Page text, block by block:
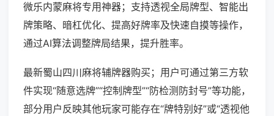
微乐内蒙麻将专用神器；支持透视全局牌型、智能出
牌策略、暗杠优化、提高好牌率及快速自摸等操作，
通过AI算法调整牌局结果，提升胜率。
最新蜀山四川麻将辅牌器购买；用户可通过第三方软
件实现“随意选牌”“控制牌型”“防检测防封号”等功能，
部分用户反映其他玩家可能存在“牌特别好”或“透视他